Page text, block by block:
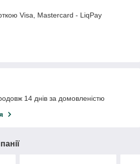
Visa, Mastercard - LiqPay
14 днів за домовленістю